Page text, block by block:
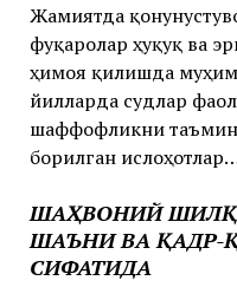
Жамиятда
фуқаролар ҳуқуқ ва
ҳимоя қилишда
йилларда судлар
шаффофликни
борилган
ШАҲВОНИЙ
ШАЪНИ ВА ҚАДР-
СИФАТИДА